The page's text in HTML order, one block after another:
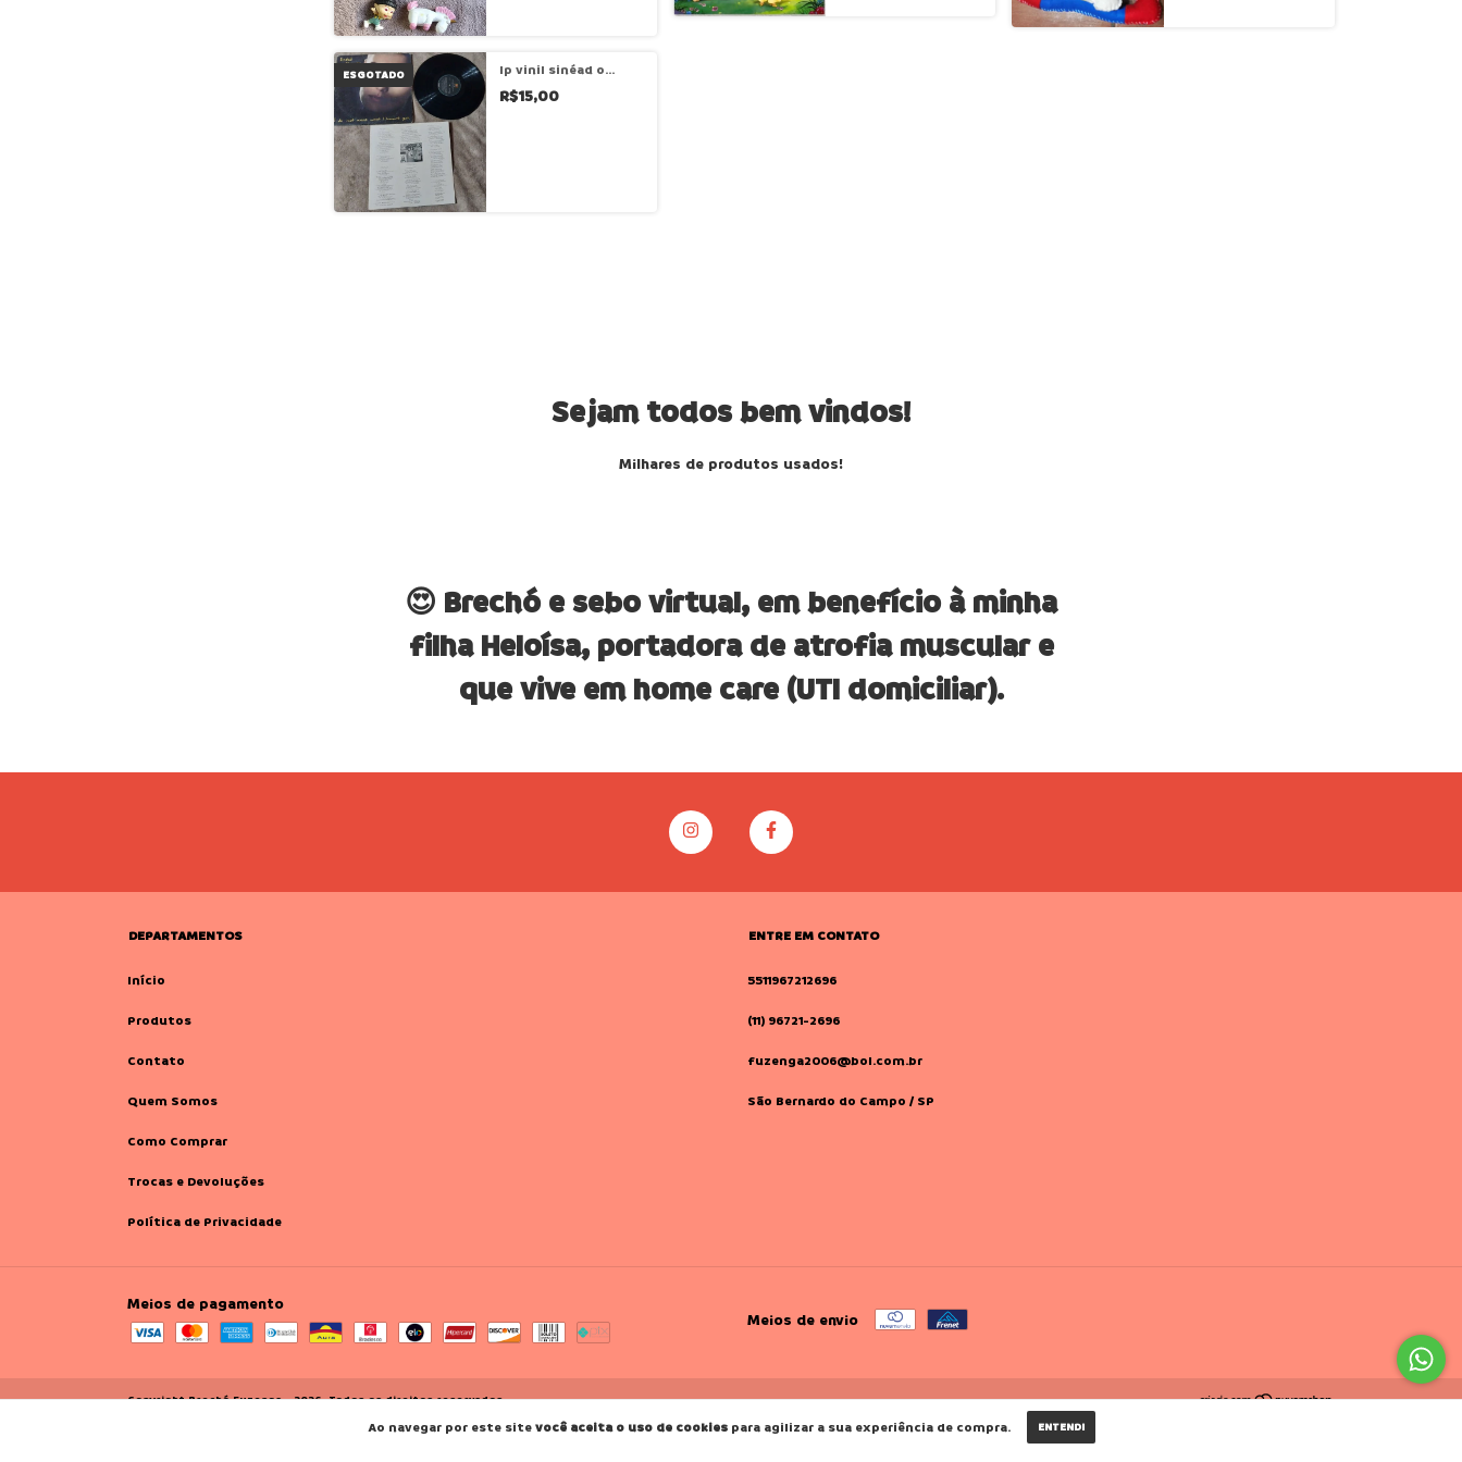
Ao navegar por este sitevocê aceita o uso de cookiespara agilizar a sua experiência de compra. ENTENDI
ESGOTADO lp vinil sinéad o
´connor – i do not
want what i haven´t
R$15,00
Sejam todos bem vindos!
Milhares de produtos usados!
😍 Brechó e sebo virtual, em benefício à minha
filha Heloísa, portadora de atrofia muscular e
que vive em home care (UTI domiciliar).
DEPARTAMENTOS
Início
Produtos
Contato
Quem Somos
Como Comprar
Trocas e Devoluções
Política de Privacidade
ENTRE EM CONTATO
5511967212696
(11) 96721-2696
fuzenga2006@bol.com.br
São Bernardo do Campo / SP
Meios de pagamento
Meios de envio
Copyright Brechó Fuzenga - 2026. Todos os direitos reservados.